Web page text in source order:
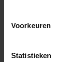
Voorkeuren
Statistieken